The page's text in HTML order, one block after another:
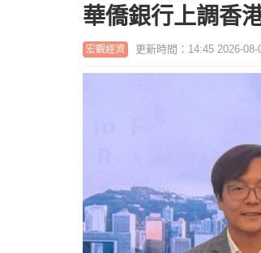
華僑銀行上調香
宏觀經濟 更新時間：14:45 2026-08-